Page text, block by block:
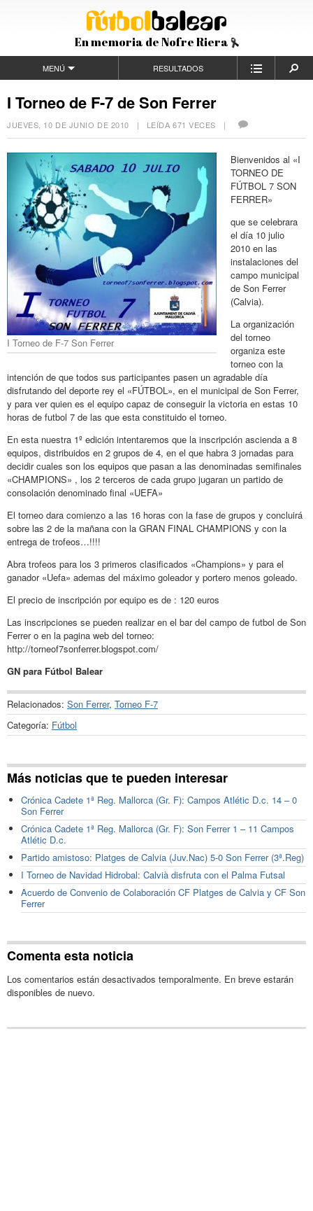
En memoria de Nofre Riera
MENÚ RESULTADOS
I Torneo de F-7 de Son Ferrer
JUEVES, 10 DE JUNIO DE 2010 | LEÍDA 671 VECES |
I Torneo de F-7 Son Ferrer
Bienvenidos al «I
TORNEO DE
FÚTBOL 7 SON
FERRER»
que se celebrara
el día 10 julio
2010 en las
instalaciones del
campo municipal
de Son Ferrer
(Calvia).
La organización
del torneo
organiza este
torneo con la
intención de que todos sus participantes pasen un agradable día
disfrutando del deporte rey el «FÚTBOL», en el municipal de Son Ferrer,
y para ver quien es el equipo capaz de conseguir la victoria en estas 10
horas de futbol 7 de las que esta constituido el torneo.
En esta nuestra 1º edición intentaremos que la inscripción ascienda a 8
equipos, distribuidos en 2 grupos de 4, en el que habra 3 jornadas para
decidir cuales son los equipos que pasan a las denominadas semifinales
«CHAMPIONS» , los 2 terceros de cada grupo jugaran un partido de
consolación denominado final «UEFA»
El torneo dara comienzo a las 16 horas con la fase de grupos y concluirá
sobre las 2 de la mañana con la GRAN FINAL CHAMPIONS y con la
entrega de trofeos…!!!!
Abra trofeos para los 3 primeros clasificados «Champions» y para el
ganador «Uefa» ademas del máximo goleador y portero menos goleado.
El precio de inscripción por equipo es de : 120 euros
Las inscripciones se pueden realizar en el bar del campo de futbol de Son
Ferrer o en la pagina web del torneo:
http://torneof7sonferrer.blogspot.com/
GN para Fútbol Balear
Relacionados: Son Ferrer, Torneo F-7
Categoría: Fútbol
Más noticias que te pueden interesar
Crónica Cadete 1ª Reg. Mallorca (Gr. F): Campos Atlétic D.c. 14 – 0
Son Ferrer
Crónica Cadete 1ª Reg. Mallorca (Gr. F): Son Ferrer 1 – 11 Campos
Atlétic D.c.
Partido amistoso: Platges de Calvia (Juv.Nac) 5-0 Son Ferrer (3ª.Reg)
I Torneo de Navidad Hidrobal: Calvià disfruta con el Palma Futsal
Acuerdo de Convenio de Colaboración CF Platges de Calvia y CF Son
Ferrer
Comenta esta noticia
Los comentarios están desactivados temporalmente. En breve estarán
disponibles de nuevo.